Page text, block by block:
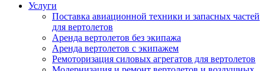
Услуги
Поставка авиационной техники и запасных частей
для вертолетов
Аренда вертолетов без экипажа
Аренда вертолетов с экипажем
Ремоторизация силовых агрегатов для вертолетов